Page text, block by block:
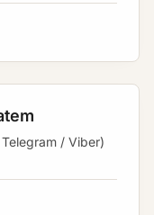
/ Viber)